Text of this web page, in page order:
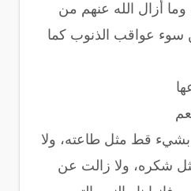
أزال الله عنهم من
سوء عواقب الذنوب كما
قط مثل طاعته، ولا
شكره، ولا زالت عن